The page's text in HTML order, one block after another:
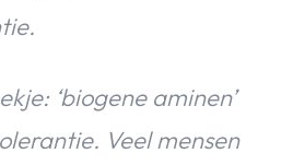
‘biogene aminen’
Veel mensen